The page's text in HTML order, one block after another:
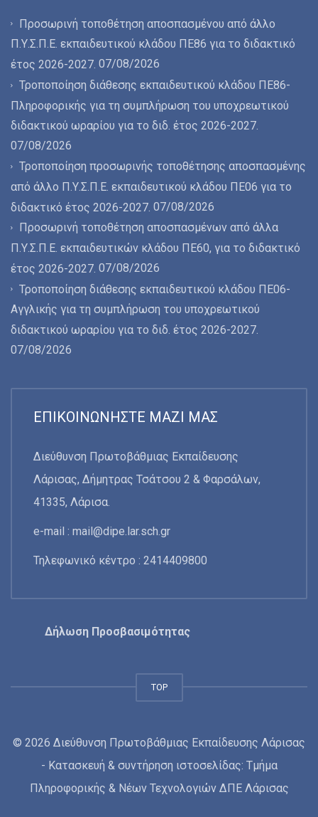
Προσωρινή τοποθέτηση αποσπασμένου από άλλο
Π.Υ.Σ.Π.Ε. εκπαιδευτικού κλάδου ΠΕ86 για το διδακτικό
έτος 2026-2027. 07/08/2026
Τροποποίηση διάθεσης εκπαιδευτικού κλάδου ΠΕ86-
Πληροφορικής για τη συμπλήρωση του υποχρεωτικού
διδακτικού ωραρίου για το διδ. έτος 2026-2027.
07/08/2026
Τροποποίηση προσωρινής τοποθέτησης αποσπασμένης
από άλλο Π.Υ.Σ.Π.Ε. εκπαιδευτικού κλάδου ΠΕ06 για το
διδακτικό έτος 2026-2027. 07/08/2026
Προσωρινή τοποθέτηση αποσπασμένων από άλλα
Π.Υ.Σ.Π.Ε. εκπαιδευτικών κλάδου ΠΕ60, για το διδακτικό
έτος 2026-2027. 07/08/2026
Τροποποίηση διάθεσης εκπαιδευτικού κλάδου ΠΕ06-
Αγγλικής για τη συμπλήρωση του υποχρεωτικού
διδακτικού ωραρίου για το διδ. έτος 2026-2027.
07/08/2026
ΕΠΙΚΟΙΝΩΝΉΣΤΕ ΜΑΖΊ ΜΑΣ
Διεύθυνση Πρωτοβάθμιας Εκπαίδευσης
Λάρισας, Δήμητρας Τσάτσου 2 & Φαρσάλων,
41335, Λάρισα.
e-mail : mail@dipe.lar.sch.gr
Τηλεφωνικό κέντρο : 2414409800
Δήλωση Προσβασιμότητας
TOP
© 2026 Διεύθυνση Πρωτοβάθμιας Εκπαίδευσης Λάρισας
- Κατασκευή & συντήρηση ιστοσελίδας: Τμήμα
Πληροφορικής & Νέων Τεχνολογιών ΔΠΕ Λάρισας